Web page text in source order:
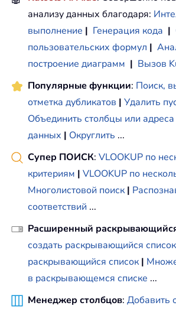
анализу данных благодаря:
выполнение | Генерация кода |
пользовательских формул |
построение диаграмм | Вызов
Популярные функции: Поиск,
отметка дубликатов | Удалить
Объединить столбцы или адреса
данных | Округлить ...
Супер ПОИСК: VLOOKUP по
критериям | VLOOKUP по
Многолистовой поиск |
соответствий ...
Расширенный
создать раскрывающийся список
раскрывающийся список |
в раскрывающемся списке ...
Менеджер столбцов: Добавить